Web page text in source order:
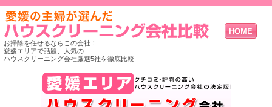
お掃除を任せるならこの会社！
愛媛エリアで話題、人気の
ハウスクリーニング会社厳選5社を徹底比較